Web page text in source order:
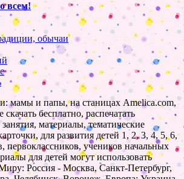
всем!
обычаи
мамы и папы, на станицах Amelica.com,
бесплатно, распечатать
материалы, тематические
для развития детей 1, 2, 3, 4, 5, 6,
первоклассников, учеников начальных
для детей могут использовать
Россия - Москва, Санкт-Петербург,